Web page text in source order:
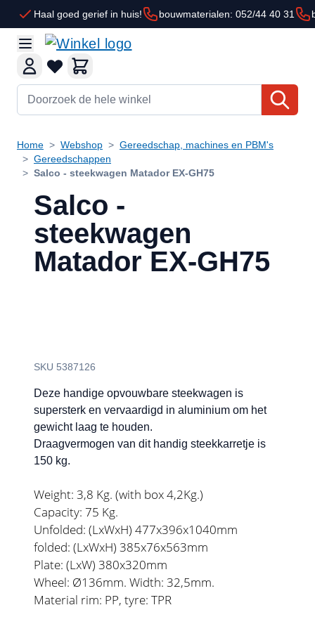
Ga naar de inhoud
Haal goed gerief in huis! bouwmaterialen: 052/44 40 31
Doorzoek de hele winkel
Home > Webshop > Gereedschap, machines en PBM's
> Gereedschappen
> Salco - steekwagen Matador EX-GH75
Salco -
steekwagen
Matador EX-GH75
SKU 5387126
Deze handige opvouwbare steekwagen is
supersterk en vervaardigd in aluminium om het
gewicht laag te houden.
Draagvermogen van dit handig steekkarretje is
150 kg.
Weight: 3,8 Kg. (with box 4,2Kg.)
Capacity: 75 Kg.
Unfolded: (LxWxH) 477x396x1040mm
folded: (LxWxH) 385x76x563mm
Plate: (LxW) 380x320mm
Wheel: Ø136mm. Width: 32,5mm.
Material rim: PP, tyre: TPR